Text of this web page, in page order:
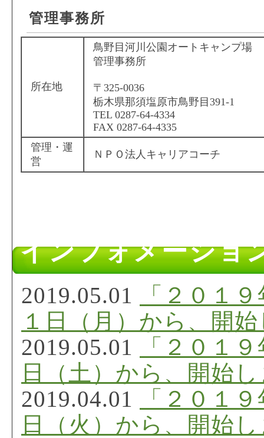
管理事務所
所在地
鳥野目河川公園オートキャンプ場
管理事務所
〒325-0036
栃木県那須塩原市鳥野目391-1
TEL 0287-64-4334
FAX 0287-64-4335
管理・運
営
ＮＰＯ法人キャリアコーチ
インフォメーショ
2019.05.01
「２０１
１日（月）から、開
2019.05.01
「２０１
日（土）から、開始
2019.04.01
「２０１
日（火）から、開始